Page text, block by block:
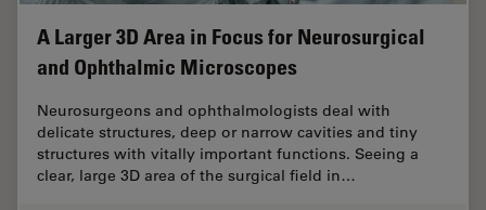
A Larger 3D Area in Focus for Neurosurgical
and Ophthalmic Microscopes
Neurosurgeons and ophthalmologists deal with
delicate structures, deep or narrow cavities and tiny
structures with vitally important functions. Seeing a
clear, large 3D area of the surgical field in…